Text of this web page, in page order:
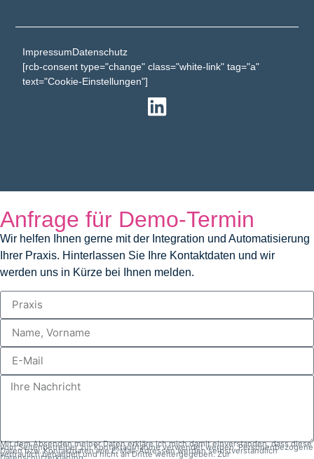
ImpressumDatenschutz
[rcb-consent type="change" class="white-link" tag="a"
text="Cookie-Einstellungen"]
Anfrage für Demo-Termin
Wir helfen Ihnen gerne mit der Integration und Automatisierung
Ihrer Praxis. Hinterlassen Sie Ihre Kontaktdaten und wir
werden uns in Kürze bei Ihnen melden.
Mit dem Absenden meiner Daten erkläre ich mich damit einverstanden, dass diese
vom Seitenbetreiber zur Kontaktaufnahme verwendet werden. Personenbezogene
Daten bzw. Kontaktdaten wie E-Mail-Adressen werden selbstverständlich
vertraulich behandelt und nicht an Dritte weitergegeben. Zur